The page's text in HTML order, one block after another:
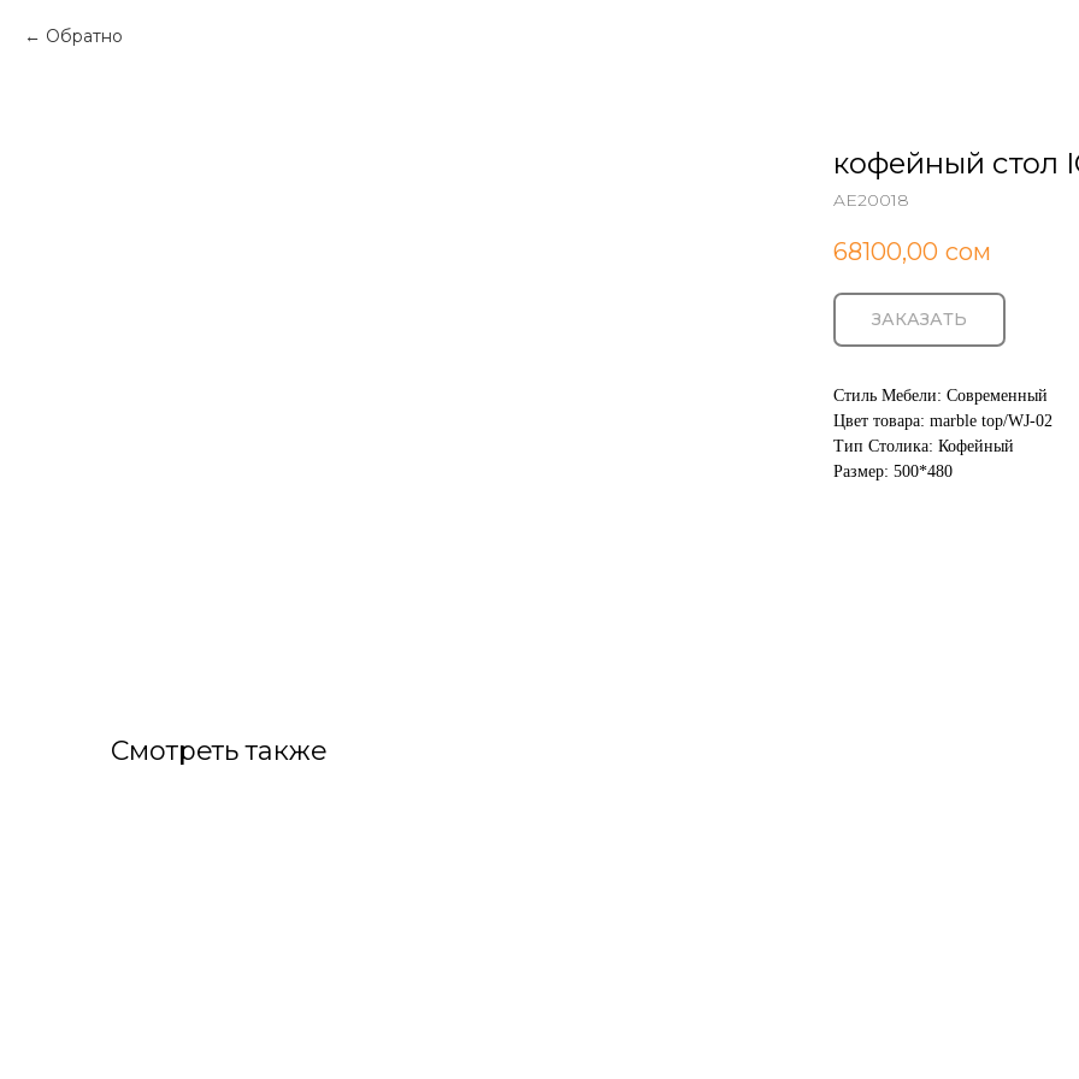
Обратно
кофейный стол
AE20018
68100,00 сом
ЗАКАЗАТЬ
Стиль Мебели: Современный
Цвет товара: marble top/WJ-02
Тип Столика: Кофейный
Размер: 500*480
Смотреть также